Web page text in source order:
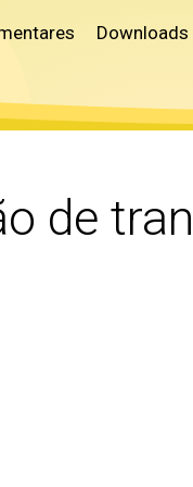
Downloads
de